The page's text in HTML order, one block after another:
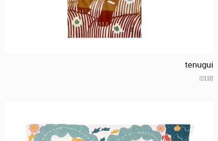
tenugui
₪110